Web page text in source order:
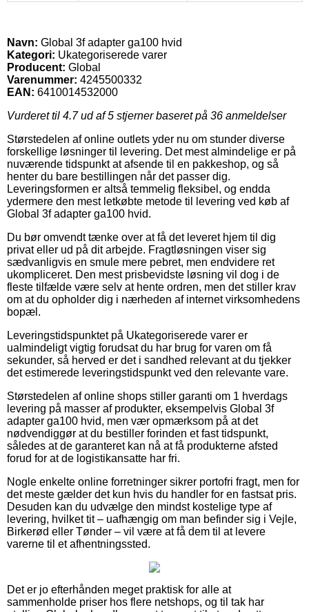
Navn: Global 3f adapter ga100 hvid
Kategori: Ukategoriserede varer
Producent: Global
Varenummer: 4245500332
EAN: 6410014532000
Vurderet til 4.7ud af 5 stjerner baseret på 36 anmeldelser
Størstedelen af online outlets yder nu om stunder diverse
forskellige løsninger til levering. Det mest almindelige er på
nuværende tidspunkt at afsende til en pakkeshop, og så
henter du bare bestillingen når det passer dig.
Leveringsformen er altså temmelig fleksibel, og endda
ydermere den mest letkøbte metode til levering ved køb af
Global 3f adapter ga100 hvid.
Du bør omvendt tænke over at få det leveret hjem til dig
privat eller ud på dit arbejde. Fragtløsningen viser sig
sædvanligvis en smule mere pebret, men endvidere ret
ukompliceret. Den mest prisbevidste løsning vil dog i de
fleste tilfælde være selv at hente ordren, men det stiller krav
om at du opholder dig i nærheden af internet virksomhedens
bopæl.
Leveringstidspunktet på Ukategoriserede varer er
ualmindeligt vigtig forudsat du har brug for varen om få
sekunder, så herved er det i sandhed relevant at du tjekker
det estimerede leveringstidspunkt ved den relevante vare.
Størstedelen af online shops stiller garanti om 1 hverdags
levering på masser af produkter, eksempelvis Global 3f
adapter ga100 hvid, men vær opmærksom på at det
nødvendiggør at du bestiller forinden et fast tidspunkt,
således at de garanteret kan nå at få produkterne afsted
forud for at de logistikansatte har fri.
Nogle enkelte online forretninger sikrer portofri fragt, men for
det meste gælder det kun hvis du handler for en fastsat pris.
Desuden kan du udvælge den mindst kostelige type af
levering, hvilket tit – uafhængig om man befinder sig i Vejle,
Birkerød eller Tønder – vil være at få dem til at levere
varerne til et afhentningssted.
Det er jo efterhånden meget praktisk for alle at
sammenholde priser hos flere netshops, og til tak har